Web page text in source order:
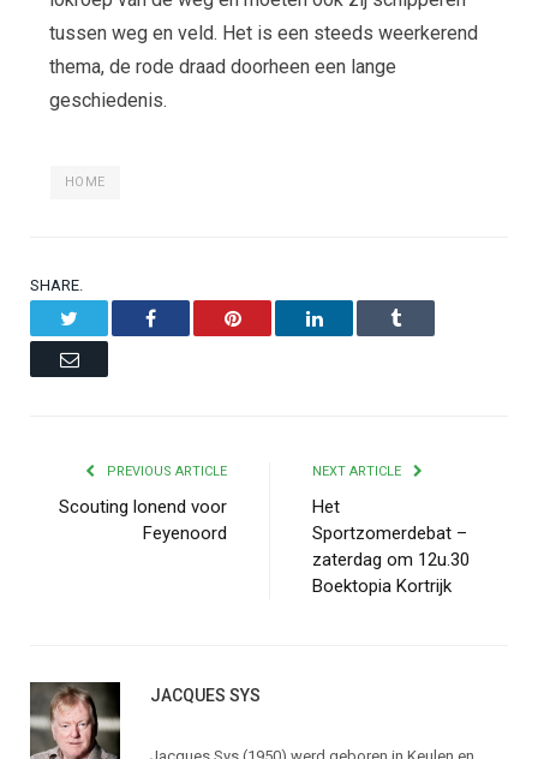
tussen weg en veld. Het is een steeds weerkerend
thema, de rode draad doorheen een lange
geschiedenis.
HOME
SHARE.
Facebook Pinterest LinkedIn Tumblr
Email
PREVIOUS ARTICLE
Scouting lonend voor
Feyenoord
NEXT ARTICLE
Het
Sportzomerdebat –
zaterdag om 12u.30
Boektopia Kortrijk
JACQUES SYS